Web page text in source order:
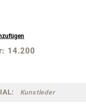
14.200
Kunstleder